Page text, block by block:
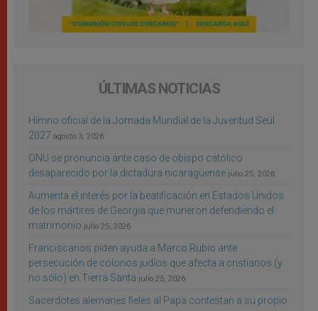
ÚLTIMAS NOTICIAS
Himno oficial de la Jornada Mundial de la Juventud Seúl
2027 agosto 3, 2026
ONU se pronuncia ante caso de obispo católico
desaparecido por la dictadura nicaragüense julio 25, 2026
Aumenta el interés por la beatificación en Estados Unidos
de los mártires de Georgia que murieron defendiendo el
matrimonio julio 25, 2026
Franciscanos piden ayuda a Marco Rubio ante
persecución de colonos judíos que afecta a cristianos (y
no sólo) en Tierra Santa julio 25, 2026
Sacerdotes alemanes fieles al Papa contestan a su propio